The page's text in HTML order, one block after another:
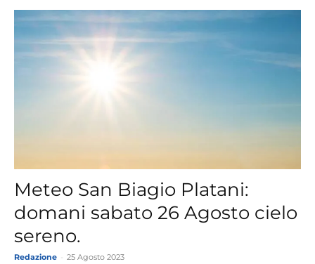
Meteo San Biagio Platani:
domani sabato 26 Agosto cielo
sereno.
Redazione 25 Agosto 2023